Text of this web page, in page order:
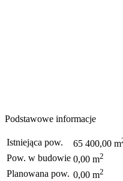
Podstawowe informacje
Istniejąca pow. 65 400,00 m
Pow. w budowie 0,00 m2
Planowana pow. 0,00 m2